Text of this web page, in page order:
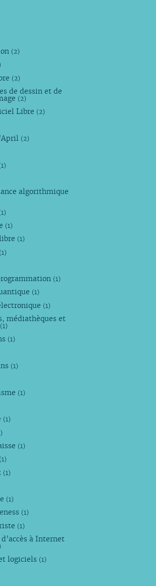
(2)
(2)
de dessin et de
(2)
Libre (2)
(2)
algorithmique
(1)
(1)
(1)
(1)
(1)
(1)
médiathèques et
(1)
(1)
(1)
(1)
(1)
(1)
(1)
(1)
(1)
(1)
(1)
à Internet
logiciels (1)